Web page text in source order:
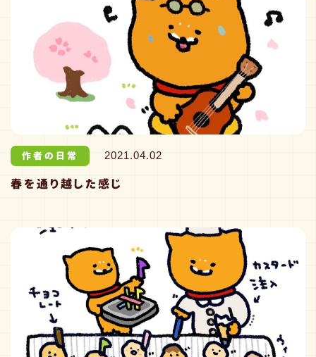
作者の日常 2021.04.02
春を通り越した感じ